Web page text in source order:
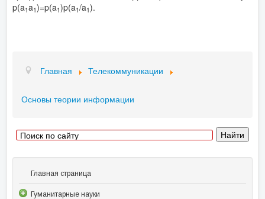
p(a1a1)=p(a1)p(a1/a1).
Главная Телекоммуникации
Основы теории информации
Главная страница
Гуманитарные науки